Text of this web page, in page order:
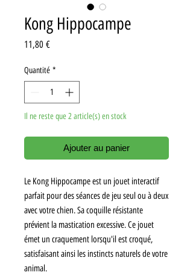
Kong Hippocampe
11,80 €Prix
Quantité *
Il ne reste que 2 article(s) en stock
Ajouter au panier
Le Kong Hippocampe est un jouet interactif
parfait pour des séances de jeu seul ou à deux
avec votre chien. Sa coquille résistante
prévient la mastication excessive. Ce jouet
émet un craquement lorsqu'il est croqué,
satisfaisant ainsi les instincts naturels de votre
animal.